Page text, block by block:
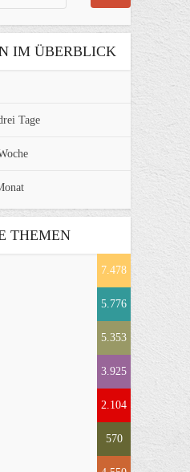
IM ÜBERBLICK
Tage
THEMEN
7.478
5.776
5.353
3.925
2.104
570